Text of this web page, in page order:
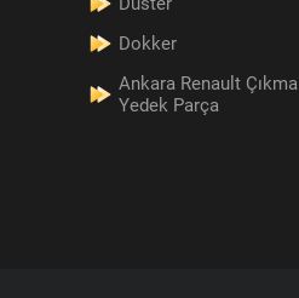
Dokker
Ankara Renault Çıkma
Yedek Parça